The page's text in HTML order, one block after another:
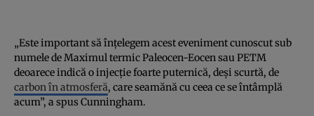
„Este important să înțelegem acest eveniment cunoscut sub
numele de Maximul termic Paleocen-Eocen sau PETM
deoarece indică o injecție foarte puternică, deși scurtă, de
carbon în atmosferă, care seamănă cu ceea ce se întâmplă
acum”, a spus Cunningham.